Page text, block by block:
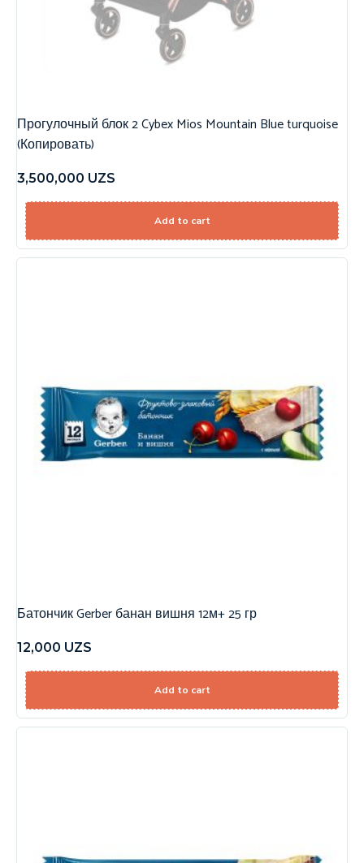
Прогулочный блок 2 Cybex Mios Mountain Blue turquoise
(Копировать)
3,500,000 UZS
Add to cart
Батончик Gerber банан вишня 12м+ 25 гр
12,000 UZS
Add to cart